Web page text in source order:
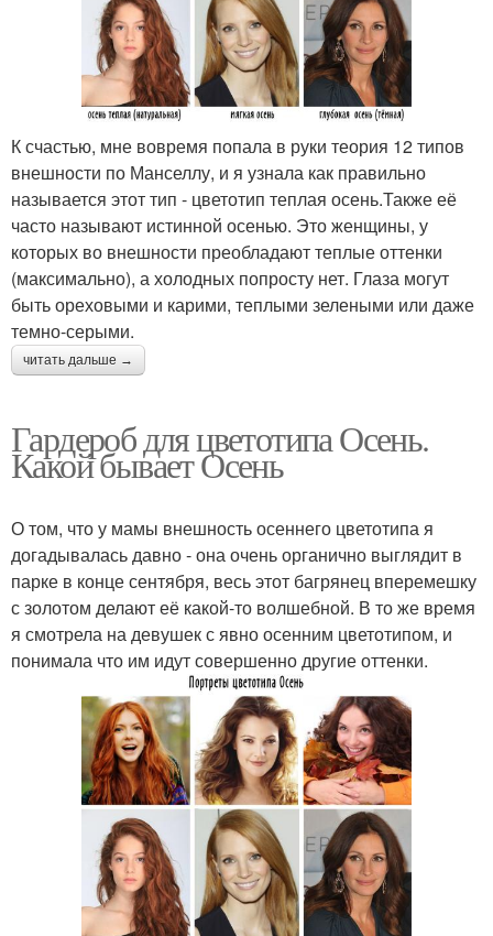
К счастью, мне вовремя попала в руки теория 12 типов
внешности по Манселлу, и я узнала как правильно
называется этот тип - цветотип теплая осень.Также её
часто называют истинной осенью. Это женщины, у
которых во внешности преобладают теплые оттенки
(максимально), а холодных попросту нет. Глаза могут
быть ореховыми и карими, теплыми зелеными или даже
темно-серыми.
читать дальше →
Гардероб для цветотипа Осень.
Какой бывает Осень
О том, что у мамы внешность осеннего цветотипа я
догадывалась давно - она очень органично выглядит в
парке в конце сентября, весь этот багрянец вперемешку
с золотом делают её какой-то волшебной. В то же время
я смотрела на девушек с явно осенним цветотипом, и
понимала что им идут совершенно другие оттенки.